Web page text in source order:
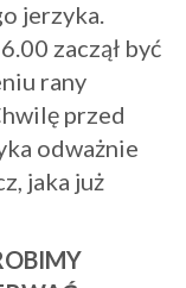
jerzyka.
zaczął być
rany
przed
odważnie
jaka już